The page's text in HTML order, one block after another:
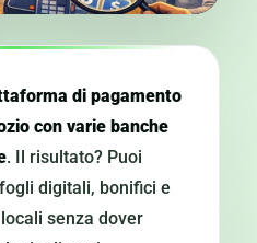
di pagamento
con varie banche
. Il risultato? Puoi
digitali, bonifici e
senza dover